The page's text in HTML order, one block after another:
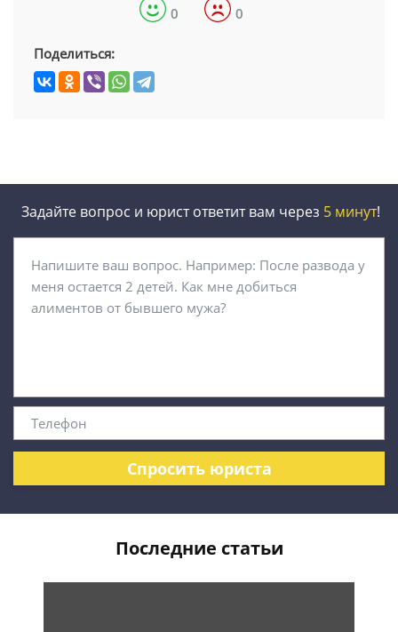
0 0
Поделиться:
Задайте вопрос и юрист ответит вам через 5 минут!
Спросить юриста
Последние статьи